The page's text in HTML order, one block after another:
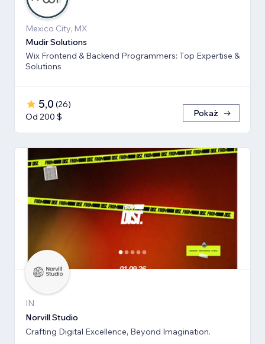
Mexico City, MX
Mudir Solutions
Wix Frontend & Backend Programmers: Top Expertise &
Solutions
5,0 (26)
Od 200 $
Pokaż
IN
Norvill Studio
Crafting Digital Excellence, Beyond Imagination.